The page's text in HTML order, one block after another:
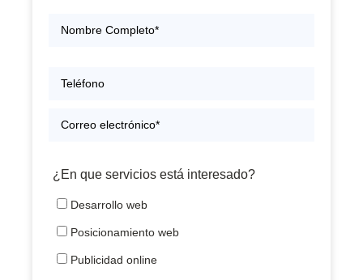
¿En que servicios está interesado?
Desarrollo web
Posicionamiento web
Publicidad online